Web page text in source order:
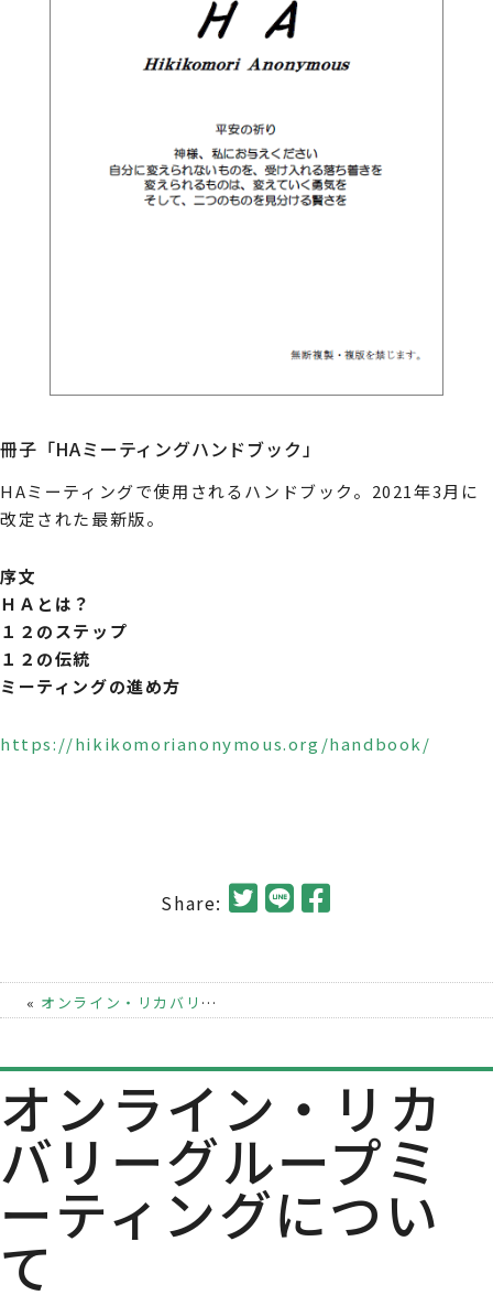
冊子「HAミーティングハンドブック」
HAミーティングで使用されるハンドブック。2021年3月に
改定された最新版。
序文
ＨＡとは？
１２のステップ
１２の伝統
ミーティングの進め方
https://hikikomorianonymous.org/handbook/
Share:
« オンライン・リカバリーグループミーティングについて
オンライン・リカ
バリーグループミ
ーティングについ
て